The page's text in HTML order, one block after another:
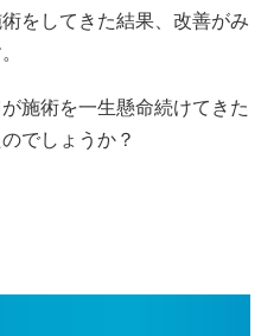
をしてきた結果、改善がみ
施術を一生懸命続けてきた
でしょうか？